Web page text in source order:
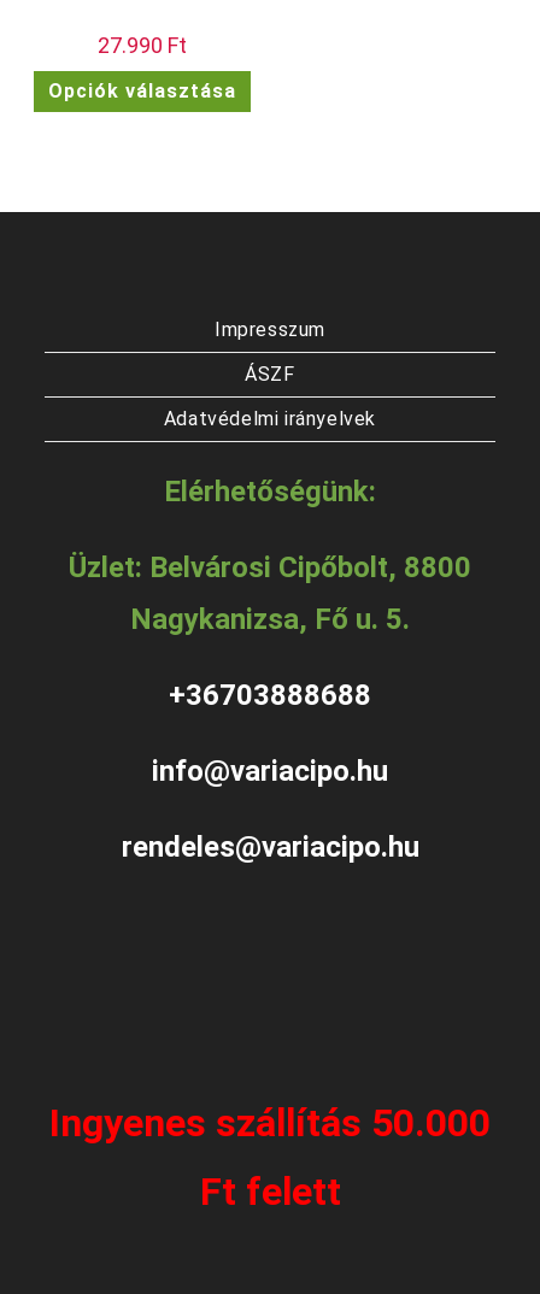
27.990 Ft
Opciók választása
terméknek
a
Impresszum
ÁSZF
Adatvédelmi irányelvek
Elérhetőségünk:
Üzlet: Belvárosi Cipőbolt, 8800
Nagykanizsa, Fő u. 5.
+36703888688
info@variacipo.hu
rendeles@variacipo.hu
Ingyenes szállítás 50.000
Ft felett